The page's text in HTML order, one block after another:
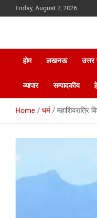
to
Friday, August 7, 2026
होम लखनऊ
व्यापार सम्पादकीय
Home धर्म